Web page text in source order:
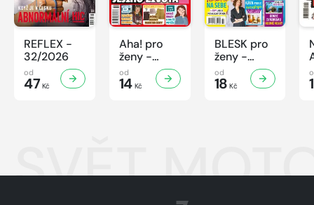
REFLEX -
32/2026
od
47 Kč
Aha! pro
ženy -
32/2026
od
14Kč
BLESK pro
ženy -
32/2026
od
18 Kč
SVĚT